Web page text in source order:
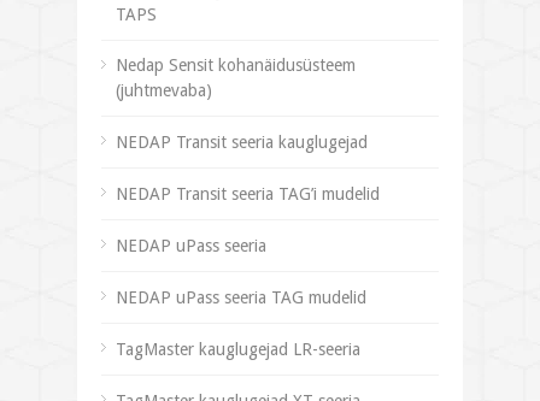
TAPS
Nedap Sensit kohanäidusüsteem
(juhtmevaba)
NEDAP Transit seeria kauglugejad
NEDAP Transit seeria TAG’i mudelid
NEDAP uPass seeria
NEDAP uPass seeria TAG mudelid
TagMaster kauglugejad LR-seeria